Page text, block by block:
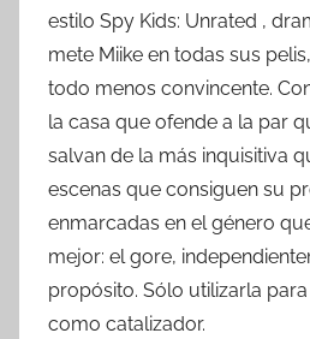
estilo Spy Kids: Unrated ,
mete Miike en todas sus
todo menos convincente.
la casa que ofende a la par
salvan de la más inquisitiva
escenas que consiguen su
enmarcadas en el género
mejor: el gore,
propósito. Sólo utilizarla
como catalizador.